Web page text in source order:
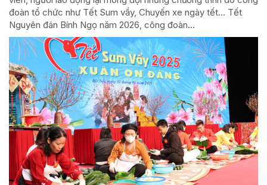
đoàn tổ chức như Tết Sum vầy, Chuyến xe ngày tết… Tết
Nguyên đán Bính Ngọ năm 2026, công đoàn...